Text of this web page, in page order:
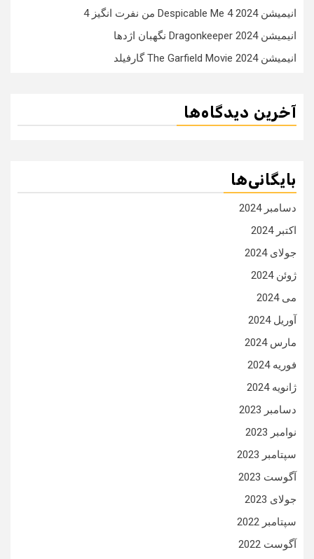
انیمیشن Despicable Me 4 2024 من نفرت انگیز 4
انیمیشن Dragonkeeper 2024 نگهبان اژدها
انیمیشن The Garfield Movie 2024 گارفیلد
آخرین دیدگاه‌ها
بایگانی‌ها
دسامبر 2024
اکتبر 2024
جولای 2024
ژوئن 2024
می 2024
آوریل 2024
مارس 2024
فوریه 2024
ژانویه 2024
دسامبر 2023
نوامبر 2023
سپتامبر 2023
آگوست 2023
جولای 2023
سپتامبر 2022
آگوست 2022